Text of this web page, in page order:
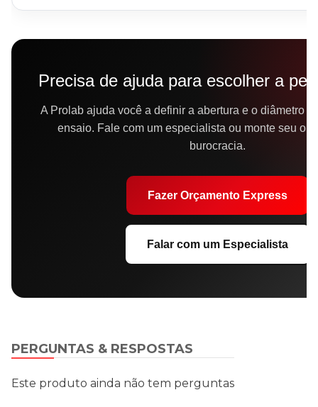
Precisa de ajuda para escolher a
A Prolab ajuda você a definir a abertura e o diâmetro
ensaio. Fale com um especialista ou monte seu
burocracia.
Fazer Orçamento Express
Falar com um Especialista
PERGUNTAS & RESPOSTAS
Este produto ainda não tem perguntas